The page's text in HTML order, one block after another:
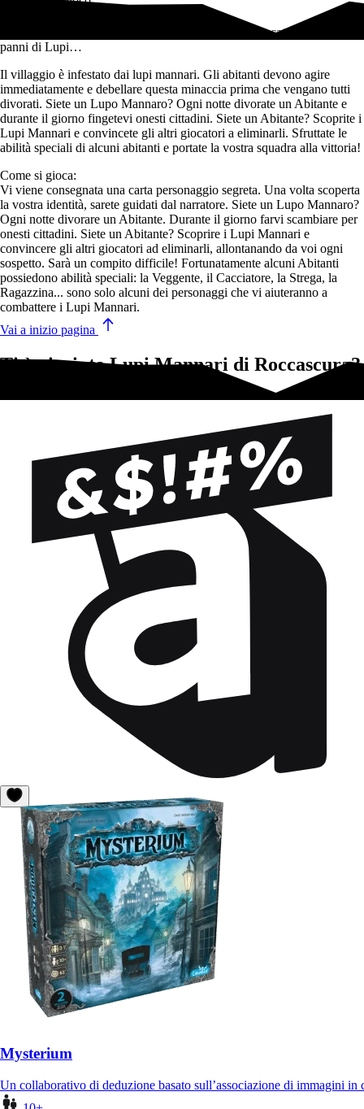
In questo divertente Party Game a ruoli nascosti i giocatori vestiranno i
panni di Lupi…
Il villaggio è infestato dai lupi mannari. Gli abitanti devono agire
immediatamente e debellare questa minaccia prima che vengano tutti
divorati. Siete un Lupo Mannaro? Ogni notte divorate un Abitante e
durante il giorno fingetevi onesti cittadini. Siete un Abitante? Scoprite i
Lupi Mannari e convincete gli altri giocatori a eliminarli. Sfruttate le
abilità speciali di alcuni abitanti e portate la vostra squadra alla vittoria!
Come si gioca:
Vi viene consegnata una carta personaggio segreta. Una volta scoperta
la vostra identità, sarete guidati dal narratore. Siete un Lupo Mannaro?
Ogni notte divorare un Abitante. Durante il giorno farvi scambiare per
onesti cittadini. Siete un Abitante? Scoprire i Lupi Mannari e
convincere gli altri giocatori ad eliminarli, allontanando da voi ogni
sospetto. Sarà un compito difficile! Fortunatamente alcuni Abitanti
possiedono abilità speciali: la Veggente, il Cacciatore, la Strega, la
Ragazzina... sono solo alcuni dei personaggi che vi aiuteranno a
combattere i Lupi Mannari.
Vai a inizio pagina
Ti è piaciuto Lupi Mannari di Roccascura?
Mysterium
Un collaborativo di deduzione basato sull’associazione di immagini